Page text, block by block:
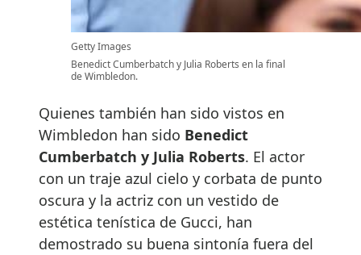
Getty Images
Benedict Cumberbatch y Julia Roberts en la final
de Wimbledon.
Quienes también han sido vistos en
Wimbledon han sido Benedict
Cumberbatch y Julia Roberts. El actor
con un traje azul cielo y corbata de punto
oscura y la actriz con un vestido de
estética tenística de Gucci, han
demostrado su buena sintonía fuera del